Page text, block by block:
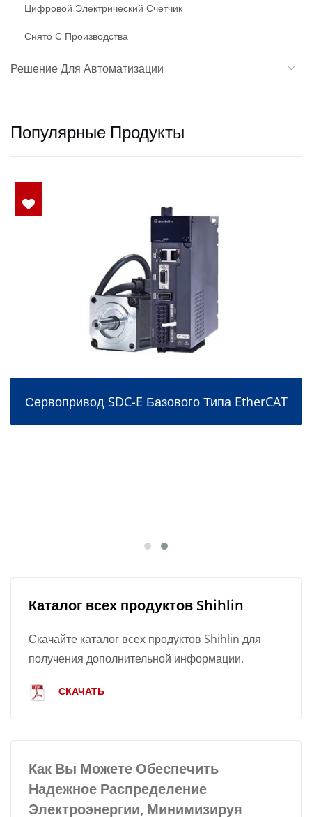
Цифровой Электрический Счетчик
Снято С Производства
Решение Для Автоматизации
Популярные Продукты
Сервопривод SDC-E Базового Типа EtherCAT
Каталог всех продуктов Shihlin
Скачайте каталог всех продуктов Shihlin для
получения дополнительной информации.
СКАЧАТЬ
Как Вы Можете Обеспечить
Надежное Распределение
Электроэнергии, Минимизируя